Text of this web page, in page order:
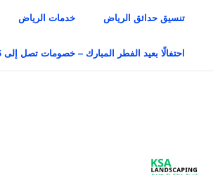
المحتوى
تنسيق حدائق الرياض خدمات الرياض
احتفالًا بعيد الفطر المبارك – خصومات تصل إلى 15% على جميع خدماتنا